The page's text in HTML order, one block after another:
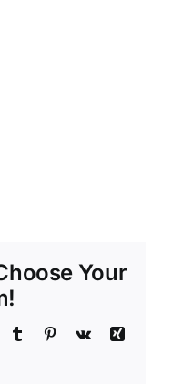
Your
Tumblr Pinterest
Vk
Xing